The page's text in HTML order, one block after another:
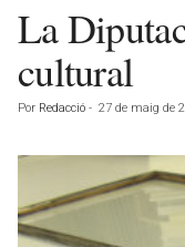
La
cultural
Por Redacció - 27 de maig de